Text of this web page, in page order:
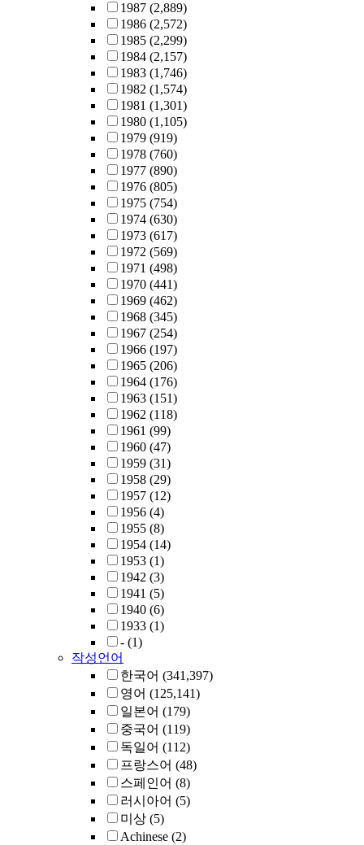
1987 (2,889)
1986 (2,572)
1985 (2,299)
1984 (2,157)
1983 (1,746)
1982 (1,574)
1981 (1,301)
1980 (1,105)
1979 (919)
1978 (760)
1977 (890)
1976 (805)
1975 (754)
1974 (630)
1973 (617)
1972 (569)
1971 (498)
1970 (441)
1969 (462)
1968 (345)
1967 (254)
1966 (197)
1965 (206)
1964 (176)
1963 (151)
1962 (118)
1961 (99)
1960 (47)
1959 (31)
1958 (29)
1957 (12)
1956 (4)
1955 (8)
1954 (14)
1953 (1)
1942 (3)
1941 (5)
1940 (6)
1933 (1)
- (1)
작성언어
한국어 (341,397)
영어 (125,141)
일본어 (179)
중국어 (119)
독일어 (112)
프랑스어 (48)
스페인어 (8)
러시아어 (5)
미상 (5)
Achinese (2)